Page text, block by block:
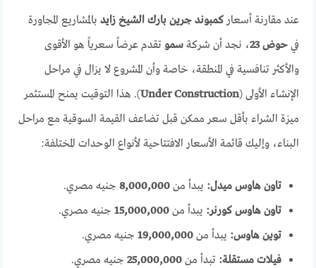
عند مقارنة أسعاركمبوند جرين بارك الشيخ زايد بالمشاريع المجاورة
فيحوض 23 ، نجد أن شركةسمو تقدم عرضاً سعرياً هو الأقوى
والأكثر تنافسية في المنطقة، خاصة وأن المشروع لا يزال في مراحل
الإنشاء الأولى (Under Construction). هذا التوقيت يمنح المستثمر
ميزة الشراء بأقل سعر ممكن قبل تضاعف القيمة السوقية مع مراحل
البناء، وإليك قائمة الأسعار الافتتاحية لأنواع الوحدات المختلفة:
تاون هاوس ميدل: يبدأ من8,000,000 جنيه مصري.
تاون هاوس كورنر: يبدأ من15,000,000 جنيه مصري.
توين هاوس: يبدأ من19,000,000 جنيه مصري.
فيلات مستقلة: تبدأ من25,000,000 جنيه مصري.